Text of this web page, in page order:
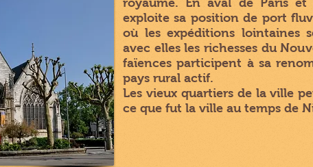
royaume. En aval de Paris
exploite sa position de port
où les expéditions lointaines
avec elles les richesses du
faïences participent à sa
pays rural actif.
Les vieux quartiers de la ville
ce que fut la ville au temps de